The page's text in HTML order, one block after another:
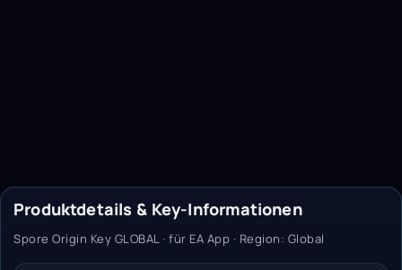
Produktdetails & Key-Informationen
Spore Origin Key GLOBAL · für EA App · Region: Global